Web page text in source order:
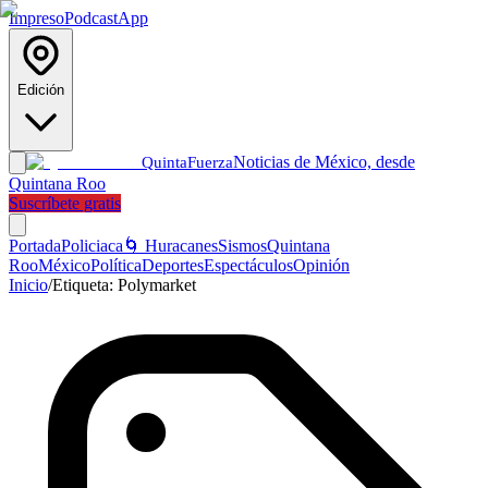
ImpresoPodcastApp
Edición
QuintaFuerzaNoticias de México, desde
Quintana Roo
Suscríbete gratis
PortadaPoliciaca 🌀 HuracanesSismosQuintana
RooMéxicoPolíticaDeportesEspectáculosOpinión
Inicio/Etiqueta: Polymarket